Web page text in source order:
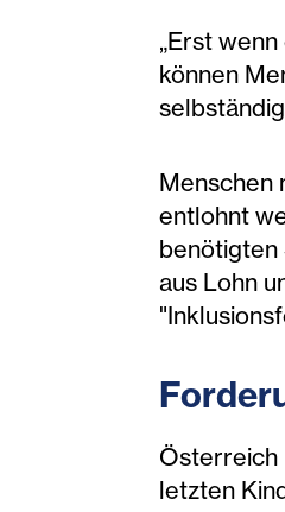
„Erst
können
Menschen
entlohnt
benötigten
aus Lohn
Österreich
letzten